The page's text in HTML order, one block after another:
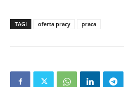
TAGI oferta pracy praca